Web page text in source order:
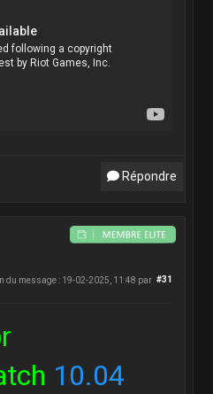
Répondre
#31
du message : 19-02-2025, 11:48 par
10.04